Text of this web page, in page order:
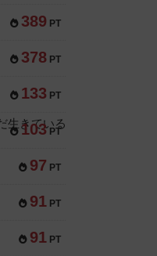
389 PT
378 PT
133 PT
103 PT
97 PT
91 PT
91 PT